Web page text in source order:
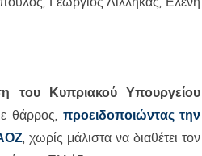
του Κυπριακού Υπουργείου
θάρρος, προειδοποιώντας την
, χωρίς μάλιστα να διαθέτει τον